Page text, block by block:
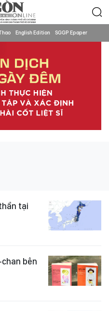
English Edition SGGP Epaper
tại
bên